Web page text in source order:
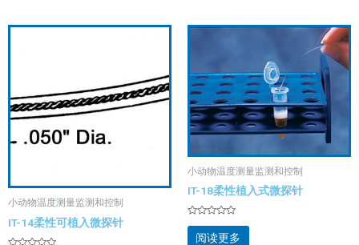
小动物温度测量监测和控制
IT-14柔性可植入微探针
小动物温度测量监测和控制
IT-18柔性植入式微探针
评
分阅读更多